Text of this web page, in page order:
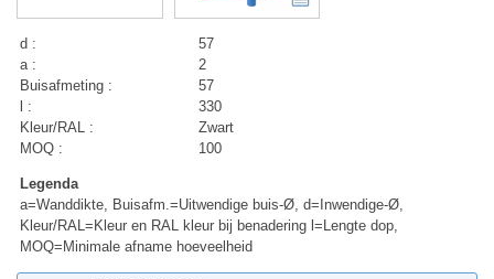
d :
57
a :
2
Buisafmeting :
57
l :
330
Kleur/RAL :
Zwart
MOQ :
100
Legenda
a=Wanddikte, Buisafm.=Uitwendige buis-Ø, d=Inwendige-Ø,
Kleur/RAL=Kleur en RAL kleur bij benadering l=Lengte dop,
MOQ=Minimale afname hoeveelheid